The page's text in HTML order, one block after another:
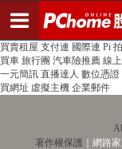
PChome首頁 線上購物 24h購
買賣租屋 支付連 國際連 Pi
買車 旅行團 汽車險推薦 線
一元簡訊 直播達人 數位憑證
買網址 虛擬主機 企業郵件
著作權保護 ｜網路